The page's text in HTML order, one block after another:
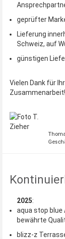
geprüfter
Lieferung
Schweiz, auf
günstigen
Vielen Dank für
Zusammenarbeit!
2025:
aqua stop blue
bewährte
blizz-z